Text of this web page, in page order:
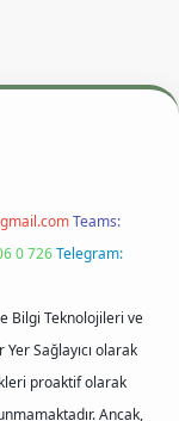
Teams:
0 726Telegram:
Bilgi Teknolojileri ve
Sağlayıcı olarak
proaktif olarak
Ancak,